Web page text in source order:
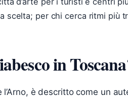
scelta; per chi cerca ritmi più
in
è descritto come un